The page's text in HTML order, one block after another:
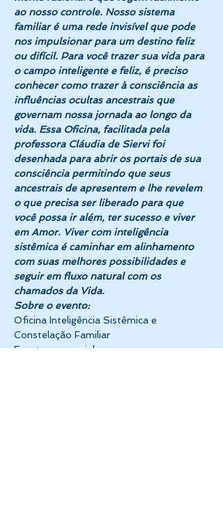
ao nosso controle. Nosso sistema
familiar é uma rede invisível que pode
nos impulsionar para um destino feliz
ou difícil. Para você trazer sua vida para
o campo inteligente e feliz, é preciso
conhecer como trazer à consciência as
influências ocultas ancestrais que
governam nossa jornada ao longo da
vida. Essa Oficina, facilitada pela
professora Cláudia de Siervi foi
desenhada para abrir os portais de sua
consciência permitindo que seus
ancestrais de apresentem e lhe revelem
o que precisa ser liberado para que
você possa ir além, ter sucesso e viver
em Amor. Viver com inteligência
sistêmica é caminhar em alinhamento
com suas melhores possibilidades e
seguir em fluxo natural com os
chamados da Vida.
Sobre o evento:
Oficina Inteligência Sistêmica e
Constelação Familiar
Evento presencial